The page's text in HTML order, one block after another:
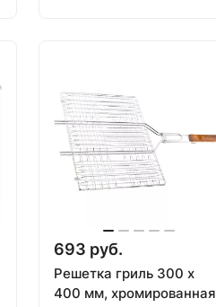
693 руб.
Решетка гриль 300 х
400 мм, хромированная